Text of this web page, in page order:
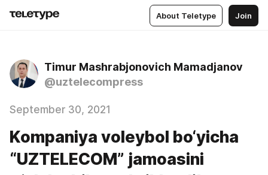
About Teletype Join
Timur Mashrabjonovich Mamadjanov
@uztelecompress
September 30, 2021
Kompaniya voleybol bo‘yicha
“UZTELECOM” jamoasini